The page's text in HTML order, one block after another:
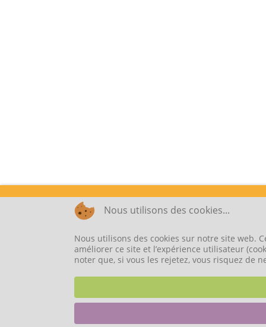
Nous utilisons des cookies...
Nous utilisons des cookies sur notre site web.
améliorer ce site et l’expérience utilisateur
noter que, si vous les rejetez, vous risquez de